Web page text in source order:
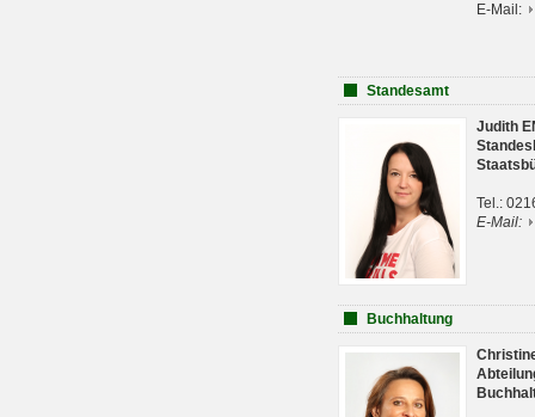
E-Mail:
Standesamt
Judith
Tel.:
E-Mail:
Buchhaltung